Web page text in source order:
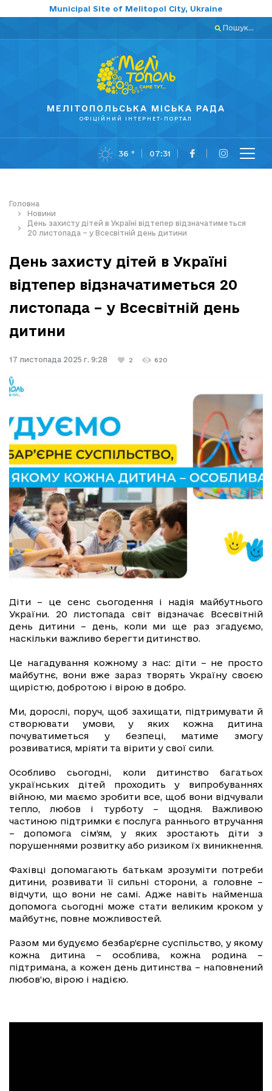
Municipal Site of Melitopol City, Ukraine
Пошук...
МЕЛІТОПОЛЬСЬКА МІСЬКА РАДА
ОФІЦІЙНИЙ ІНТЕРНЕТ-ПОРТАЛ
36 ° 07:31
Головна
Новини
День захисту дітей в Україні відтепер відзначатиметься
20 листопада – у Всесвітній день дитини
День захисту дітей в Україні
відтепер відзначатиметься 20
листопада – у Всесвітній день
дитини
17 листопада 2025 г. 9:28 2 620
Діти – це сенс сьогодення і надія майбутнього
України. 20 листопада світ відзначає Всесвітній
день дитини – день, коли ми ще раз згадуємо,
наскільки важливо берегти дитинство.
Це нагадування кожному з нас: діти – не просто
майбутнє, вони вже зараз творять Україну своєю
щирістю, добротою і вірою в добро.
Ми, дорослі, поруч, щоб захищати, підтримувати й
створювати умови, у яких кожна дитина
почуватиметься у безпеці, матиме змогу
розвиватися, мріяти та вірити у свої сили.
Особливо сьогодні, коли дитинство багатьох
українських дітей проходить у випробуваннях
війною, ми маємо зробити все, щоб вони відчували
тепло, любов і турботу – щодня. Важливою
частиною підтримки є послуга раннього втручання
– допомога сім’ям, у яких зростають діти з
порушеннями розвитку або ризиком їх виникнення.
Фахівці допомагають батькам зрозуміти потреби
дитини, розвивати її сильні сторони, а головне –
відчути, що вони не самі. Адже навіть найменша
допомога сьогодні може стати великим кроком у
майбутнє, повне можливостей.
Разом ми будуємо безбар’єрне суспільство, у якому
кожна дитина – особлива, кожна родина –
підтримана, а кожен день дитинства – наповнений
любов’ю, вірою і надією.